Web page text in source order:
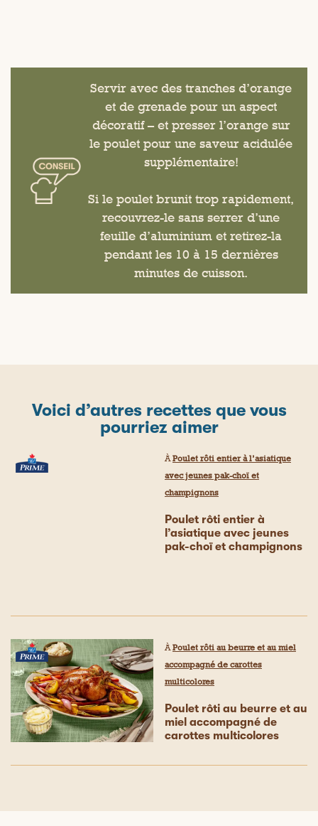
Servir avec des tranches d’orange
et de grenade pour un aspect
décoratif – et presser l’orange sur
le poulet pour une saveur acidulée
supplémentaire!
Si le poulet brunit trop rapidement,
recouvrez-le sans serrer d’une
feuille d’aluminium et retirez-la
pendant les 10 à 15 dernières
minutes de cuisson.
Voici d’autres recettes que vous
pourriez aimer
À Poulet rôti entier à l’asiatique
avec jeunes pak-choï et
champignons
Poulet rôti entier à
l’asiatique avec jeunes
pak-choï et champignons
À Poulet rôti au beurre et au miel
accompagné de carottes
multicolores
Poulet rôti au beurre et au
miel accompagné de
carottes multicolores